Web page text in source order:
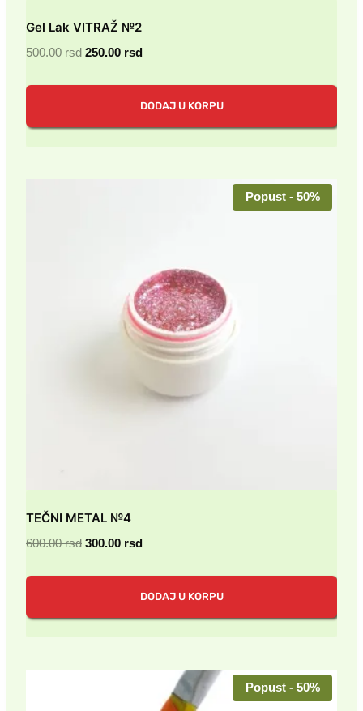
Gel Lak VITRAŽ №2
500.00rsd Originalna
500.00 rsd.
250.00 rsdTrenutna
250.00 rsd.
DODAJ U KORPU
Popust - 50%
TEČNI METAL №4
600.00rsd Originalna
600.00 rsd.
300.00 rsdTrenutna
300.00 rsd.
DODAJ U KORPU
Popust - 50%